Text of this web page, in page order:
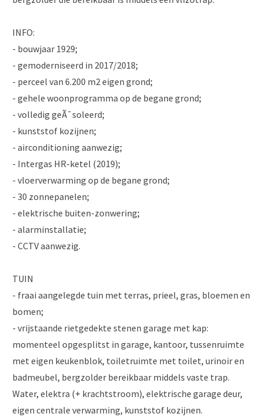
INFO:
- bouwjaar 1929;
- gemoderniseerd in 2017/2018;
- perceel van 6.200 m2 eigen grond;
- gehele woonprogramma op de begane grond;
- volledig geÃ¯soleerd;
- kunststof kozijnen;
- airconditioning aanwezig;
- Intergas HR-ketel (2019);
- vloerverwarming op de begane grond;
- 30 zonnepanelen;
- elektrische buiten-zonwering;
- alarminstallatie;
- CCTV aanwezig.
TUIN
- fraai aangelegde tuin met terras, prieel, gras, bloemen en
bomen;
- vrijstaande rietgedekte stenen garage met kap:
momenteel opgesplitst in garage, kantoor, tussenruimte
met eigen keukenblok, toiletruimte met toilet, urinoir en
badmeubel, bergzolder bereikbaar middels vaste trap.
Water, elektra (+ krachtstroom), elektrische garage deur,
eigen centrale verwarming, kunststof kozijnen.